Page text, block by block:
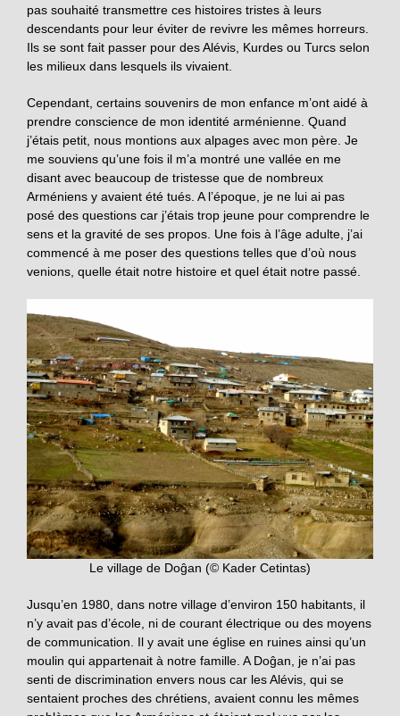
pas souhaité transmettre ces histoires tristes à leurs
descendants pour leur éviter de revivre les mêmes horreurs.
Ils se sont fait passer pour des Alévis, Kurdes ou Turcs selon
les milieux dans lesquels ils vivaient.
Cependant, certains souvenirs de mon enfance m’ont aidé à
prendre conscience de mon identité arménienne. Quand
j’étais petit, nous montions aux alpages avec mon père. Je
me souviens qu’une fois il m’a montré une vallée en me
disant avec beaucoup de tristesse que de nombreux
Arméniens y avaient été tués. A l’époque, je ne lui ai pas
posé des questions car j’étais trop jeune pour comprendre le
sens et la gravité de ses propos. Une fois à l’âge adulte, j’ai
commencé à me poser des questions telles que d’où nous
venions, quelle était notre histoire et quel était notre passé.
Le village de Doĝan (© Kader Cetintas)
Jusqu’en 1980, dans notre village d’environ 150 habitants, il
n’y avait pas d’école, ni de courant électrique ou des moyens
de communication. Il y avait une église en ruines ainsi qu’un
moulin qui appartenait à notre famille. A Doĝan, je n’ai pas
senti de discrimination envers nous car les Alévis, qui se
sentaient proches des chrétiens, avaient connu les mêmes